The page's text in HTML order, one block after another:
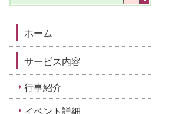
ホーム
サービス内容
行事紹介
イベント詳細